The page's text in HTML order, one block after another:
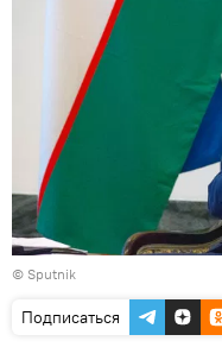
© Sputnik
Подписаться